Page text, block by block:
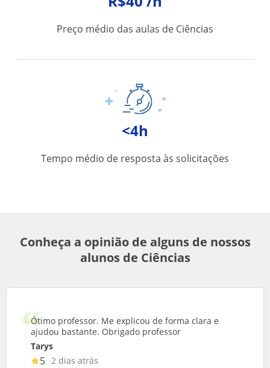
Preço médio das aulas de Ciências
<4h
Tempo médio de resposta às solicitações
Conheça a opinião de alguns de nossos
alunos de Ciências
Ótimo professor. Me explicou de forma clara e
ajudou bastante. Obrigado professor
Tarys
5 2 dias atrás